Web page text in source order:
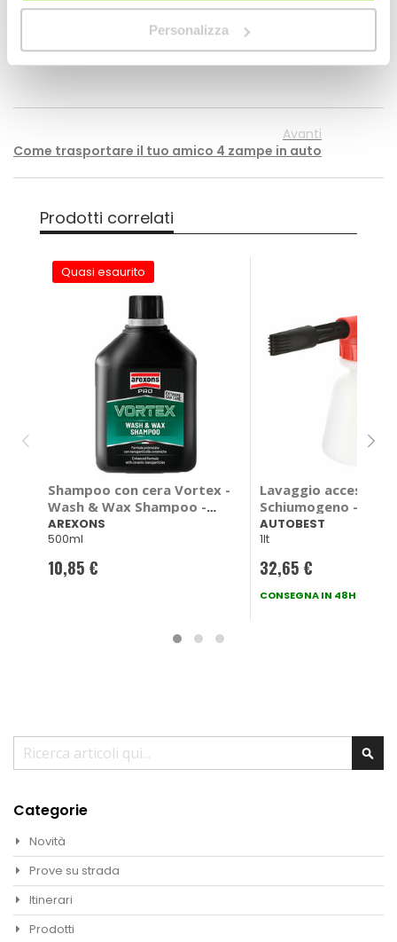
Personalizza
questo caso, lavare l’auto potrebbe risultare
particolarmente dispendioso.
Avanti
Come trasportare il tuo amico 4 zampe in auto
Prodotti correlati
Quasi esaurito
Shampoo con cera Vortex -
Wash & Wax Shampoo -
AREXONS
AREXONS
500ml
10,85 €
Lavaggio accessori -
Schiumogeno -
AUTOBEST
1lt
32,65 €
CONSEGNA IN 48H
Categorie
Novità
Prove su strada
Itinerari
Prodotti